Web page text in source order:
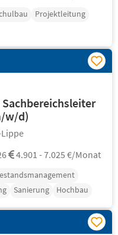
Projektleitung
w/d)
4.901 - 7.025 €/Monat
Sanierung Hochbau